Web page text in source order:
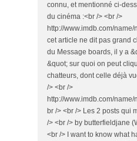
connu, et mentionné ci-
du cinéma :<br /> <br />
http://www.imdb.com/
cet article ne dit pas grand
du Message boards, il y a
&quot; sur quoi on peut
chatteurs, dont celle déjà
/> <br />
http://www.imdb.com/
br /> <br /> Les 2 posts qui
/> <br /> by butterfieldjane
<br /> I want to know what